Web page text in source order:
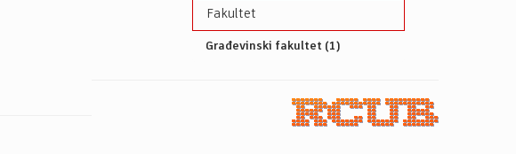
Fakultet
Građevinski fakultet (1)